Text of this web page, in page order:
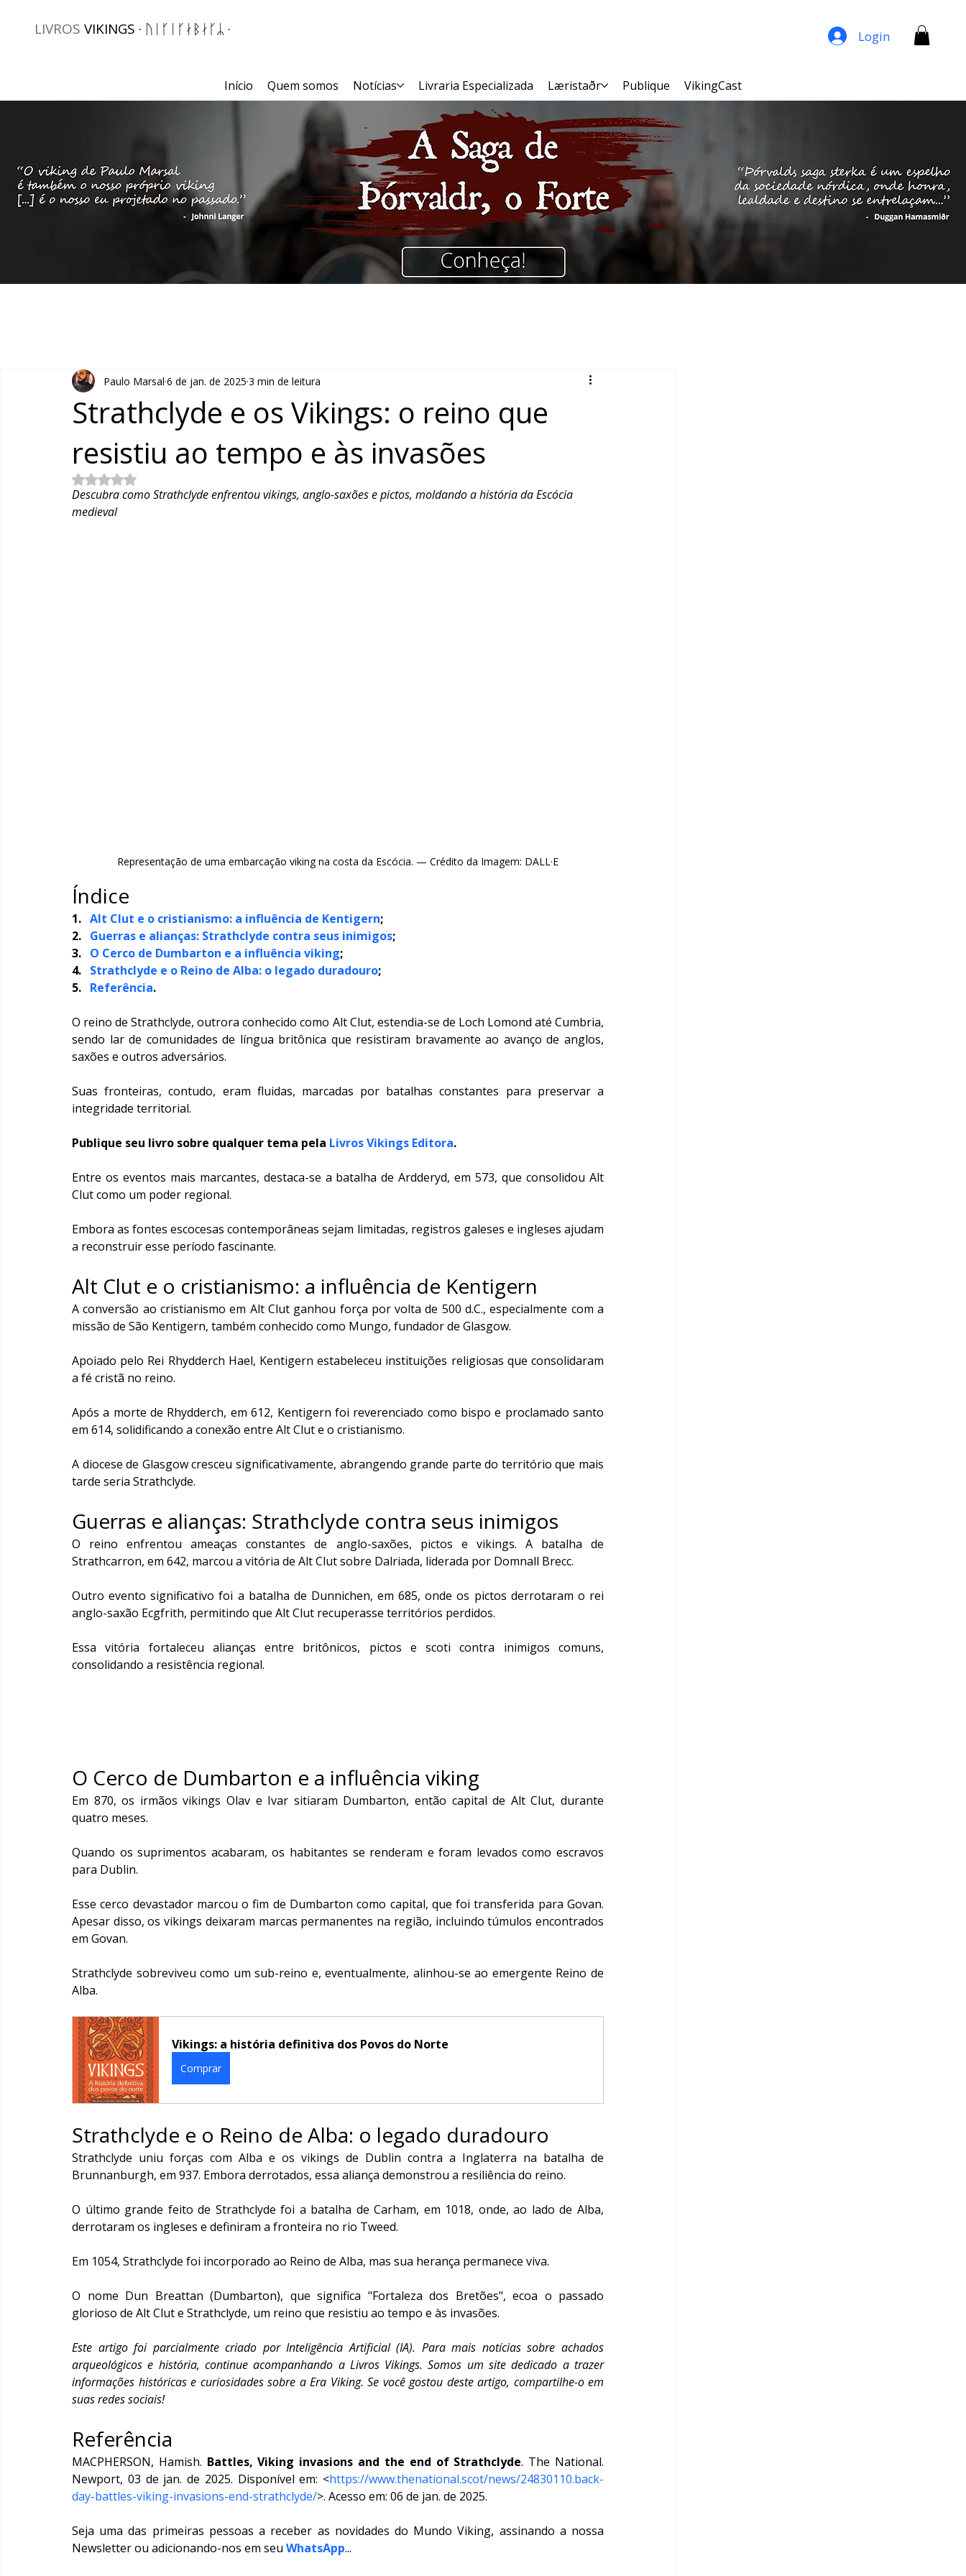
Início Quem somos Notícias Livraria Especializada Læristaðr Publique VikingCast
LIVROS VIKINGS · ᚢᛁᚴᛁᚴᛅᛒᛅᚴᛦ · Login
Strathclyde e os Vikings: o reino que
resistiu ao tempo e às invasões
Paulo Marsal 6 de jan. de 2025 3 min de leitura
Avaliado com NaN de 5 estrelas.
Descubra como Strathclyde enfrentou vikings, anglo-saxões e pictos, moldando a história da Escócia
medieval
Representação de uma embarcação viking na costa da Escócia. — Crédito da Imagem: DALL·E
Índice
1. Alt Clut e o cristianismo: a influência de Kentigern;
2. Guerras e alianças: Strathclyde contra seus inimigos;
3. O Cerco de Dumbarton e a influência viking;
4. Strathclyde e o Reino de Alba: o legado duradouro;
5. Referência.
O reino de Strathclyde, outrora conhecido como Alt Clut, estendia-se de Loch Lomond até Cumbria,
sendo lar de comunidades de língua britônica que resistiram bravamente ao avanço de anglos,
saxões e outros adversários.
Suas fronteiras, contudo, eram fluidas, marcadas por batalhas constantes para preservar a
integridade territorial.
Publique seu livro sobre qualquer tema pela Livros Vikings Editora.
Entre os eventos mais marcantes, destaca-se a batalha de Ardderyd, em 573, que consolidou Alt
Clut como um poder regional.
Embora as fontes escocesas contemporâneas sejam limitadas, registros galeses e ingleses ajudam
a reconstruir esse período fascinante.
Alt Clut e o cristianismo: a influência de Kentigern
A conversão ao cristianismo em Alt Clut ganhou força por volta de 500 d.C., especialmente com a
missão de São Kentigern, também conhecido como Mungo, fundador de Glasgow.
Apoiado pelo Rei Rhydderch Hael, Kentigern estabeleceu instituições religiosas que consolidaram
a fé cristã no reino.
Após a morte de Rhydderch, em 612, Kentigern foi reverenciado como bispo e proclamado santo
em 614, solidificando a conexão entre Alt Clut e o cristianismo.
A diocese de Glasgow cresceu significativamente, abrangendo grande parte do território que mais
tarde seria Strathclyde.
Guerras e alianças: Strathclyde contra seus inimigos
O reino enfrentou ameaças constantes de anglo-saxões, pictos e vikings. A batalha de
Strathcarron, em 642, marcou a vitória de Alt Clut sobre Dalriada, liderada por Domnall Brecc.
Outro evento significativo foi a batalha de Dunnichen, em 685, onde os pictos derrotaram o rei
anglo-saxão Ecgfrith, permitindo que Alt Clut recuperasse territórios perdidos.
Essa vitória fortaleceu alianças entre britônicos, pictos e scoti contra inimigos comuns,
consolidando a resistência regional.
O Cerco de Dumbarton e a influência viking
Em 870, os irmãos vikings Olav e Ivar sitiaram Dumbarton, então capital de Alt Clut, durante
quatro meses.
Quando os suprimentos acabaram, os habitantes se renderam e foram levados como escravos
para Dublin.
Esse cerco devastador marcou o fim de Dumbarton como capital, que foi transferida para Govan.
Apesar disso, os vikings deixaram marcas permanentes na região, incluindo túmulos encontrados
em Govan.
Strathclyde sobreviveu como um sub-reino e, eventualmente, alinhou-se ao emergente Reino de
Alba.
Vikings: a história definitiva dos Povos do Norte
Comprar
Strathclyde e o Reino de Alba: o legado duradouro
Strathclyde uniu forças com Alba e os vikings de Dublin contra a Inglaterra na batalha de
Brunnanburgh, em 937. Embora derrotados, essa aliança demonstrou a resiliência do reino.
O último grande feito de Strathclyde foi a batalha de Carham, em 1018, onde, ao lado de Alba,
derrotaram os ingleses e definiram a fronteira no rio Tweed.
Em 1054, Strathclyde foi incorporado ao Reino de Alba, mas sua herança permanece viva.
O nome Dun Breattan (Dumbarton), que significa "Fortaleza dos Bretões", ecoa o passado
glorioso de Alt Clut e Strathclyde, um reino que resistiu ao tempo e às invasões.
Este artigo foi parcialmente criado por Inteligência Artificial (IA). Para mais notícias sobre achados
arqueológicos e história, continue acompanhando a Livros Vikings. Somos um site dedicado a trazer
informações históricas e curiosidades sobre a Era Viking. Se você gostou deste artigo, compartilhe-o em
suas redes sociais!
Referência
MACPHERSON, Hamish. Battles, Viking invasions and the end of Strathclyde. The National.
Newport, 03 de jan. de 2025. Disponível em: <https://www.thenational.scot/news/24830110.back-
day-battles-viking-invasions-end-strathclyde/>. Acesso em: 06 de jan. de 2025.
Seja uma das primeiras pessoas a receber as novidades do Mundo Viking, assinando a nossa
Newsletter ou adicionando-nos em seu WhatsApp...